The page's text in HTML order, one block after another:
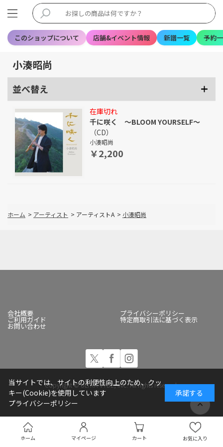
このショップについて 店舗&イベント情報 新譜一覧 予約
ホーム マイページ カート お気に入り
小湊昭尚
並べ替え
在庫切れ
千に咲く ～BLOOM YOURSELF～
（CD）
小湊昭尚
￥2,200
ホーム > アーティスト > アーティストA > 小湊昭尚
会社概要 プライバシーポリシー
ご利用ガイド 特定商取引法に基づく表示
お問い合わせ
Copyright © ULTRA-VYBE, INC. All rights reserved.
当サイトでは、サイトの利便性向上のため、クッ
キー(Cookie)を使用しています
プライバシーポリシー
承諾する